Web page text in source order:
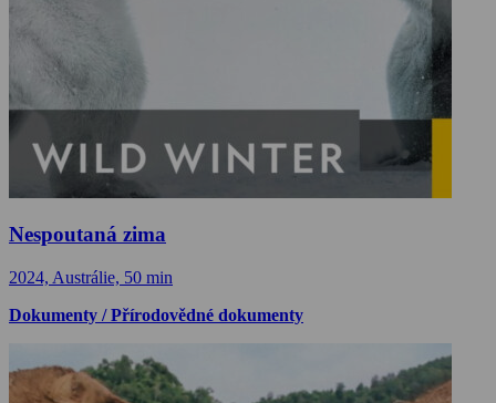
Nespoutaná zima
2024, Austrálie, 50 min
Dokumenty / Přírodovědné dokumenty